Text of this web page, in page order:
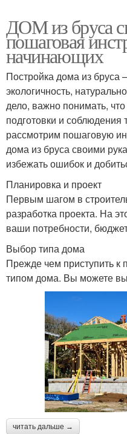
ДОМ из бруса
пошаговая
начинающих
Постройка дома из бруса
экологичность,
дело, важно понимать,
подготовки и соблюдения
рассмотрим пошаговую
дома из бруса своими
избежать ошибок и
Планировка и проект
Первым шагом в
разработка проекта. На
ваши потребности,
Выбор типа дома
Прежде чем приступить к
типом дома. Вы можете
читать дальше →